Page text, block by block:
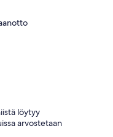
löytyy
arvostetaan